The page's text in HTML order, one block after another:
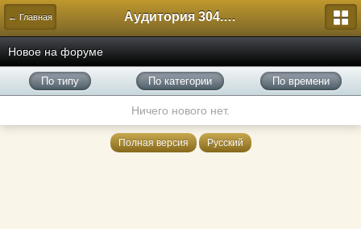
← Главная Аудитория 304. История России
Новое на форуме
По типу По категории По времени
Ничего нового нет.
Полная версия Русский